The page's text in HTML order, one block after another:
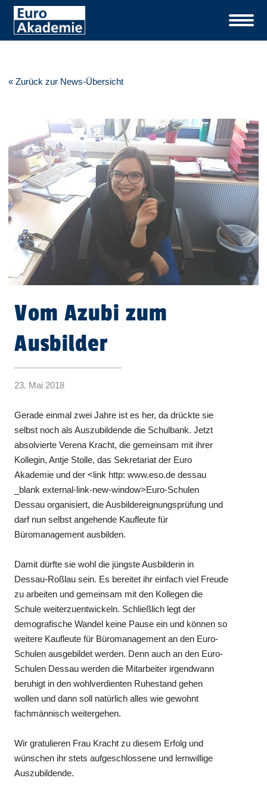
« Zurück zur News-Übersicht
Vom Azubi zum
Ausbilder
23. Mai 2018
Gerade einmal zwei Jahre ist es her, da drückte sie
selbst noch als Auszubildende die Schulbank. Jetzt
absolvierte Verena Kracht, die gemeinsam mit ihrer
Kollegin, Antje Stolle, das Sekretariat der Euro
Akademie und der <link http: www.eso.de dessau
_blank external-link-new-window>Euro-Schulen
Dessau organisiert, die Ausbildereignungsprüfung und
darf nun selbst angehende Kaufleute für
Büromanagement ausbilden.
Damit dürfte sie wohl die jüngste Ausbilderin in
Dessau-Roßlau sein. Es bereitet ihr einfach viel Freude
zu arbeiten und gemeinsam mit den Kollegen die
Schule weiterzuentwickeln. Schließlich legt der
demografische Wandel keine Pause ein und können so
weitere Kaufleute für Büromanagement an den Euro-
Schulen ausgebildet werden. Denn auch an den Euro-
Schulen Dessau werden die Mitarbeiter irgendwann
beruhigt in den wohlverdienten Ruhestand gehen
wollen und dann soll natürlich alles wie gewohnt
fachmännisch weitergehen.
Wir gratulieren Frau Kracht zu diesem Erfolg und
wünschen ihr stets aufgeschlossene und lernwillige
Auszubildende.